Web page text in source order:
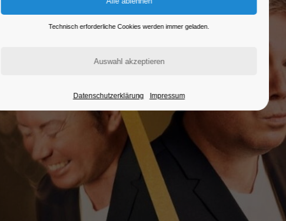
Technisch erforderliche Cookies werden immer geladen.
Datenschutzerklärung Impressum